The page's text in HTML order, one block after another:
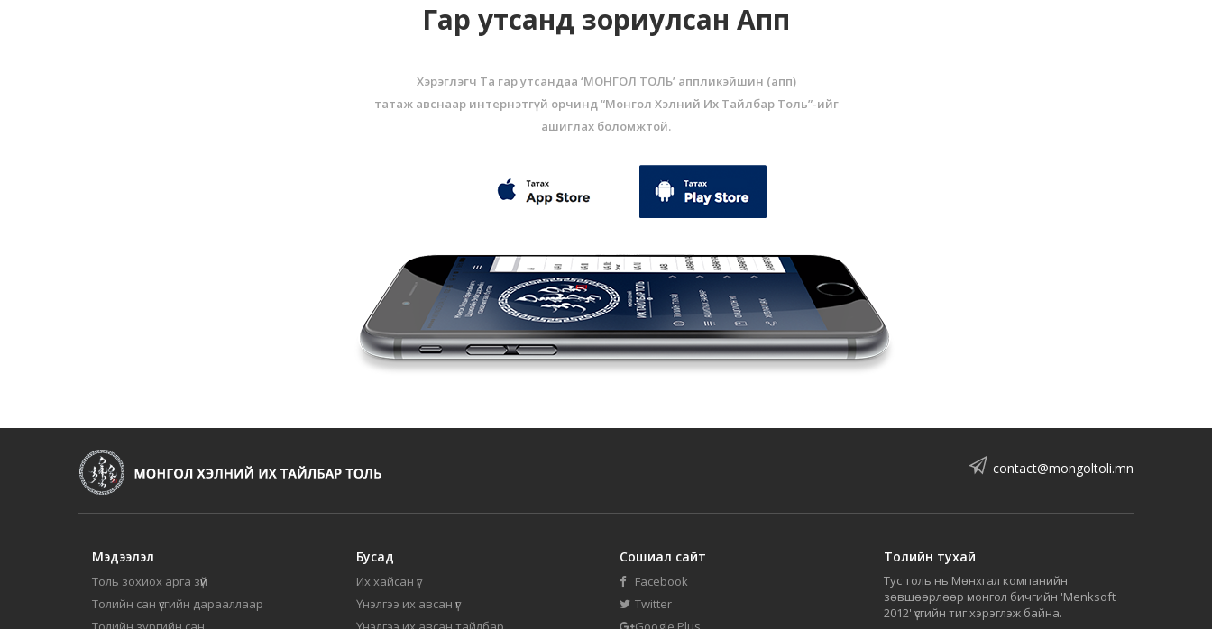
Гар утсанд зориулсан Апп
Хэрэглэгч Та гар утсандаа ‘МОНГОЛ ТОЛЬ’ аппликэйшин (aпп)
татаж авснаар интернэтгүй орчинд “Монгол Хэлний Их Тайлбар Толь”-ийг
ашиглах боломжтой.
contact@mongoltoli.mn
Мэдээлэл
Толь зохиох арга зүй
Толийн сан үсгийн дарааллаар
Бусад
Их хайсан үг
Үнэлгээ их авсан үг
Сошиал сайт
Facebook
Twitter
Толийн тухай
Тус толь нь Мөнхгал компанийн
зөвшөөрлөөр монгол бичгийн 'Menksoft
2012' үсгийн тиг хэрэглэж байна.